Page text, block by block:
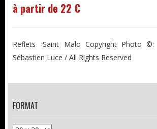
à partir de 22 €
Reflets -Saint Malo Copyright Photo ©:
Sébastien Luce / All Rights Reserved
FORMAT